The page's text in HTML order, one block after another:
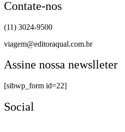
Contate-nos
(11) 3024-9500
viagem@editoraqual.com.br
Assine nossa newslleter
[sibwp_form id=22]
Social